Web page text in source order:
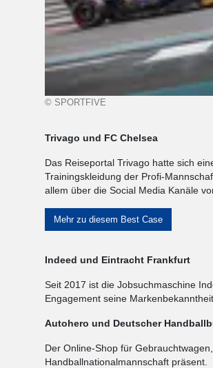
© SPORTFIVE
Trivago und FC Chelsea
Das Reiseportal Trivago hatte sich
Trainingskleidung der Profi-
allem über die Social Media Kanäle
Mehr zu diesem Best Case
Indeed und Eintracht Frankfurt
Seit 2017 ist die Jobsuchmaschine
Engagement seine
Autohero und Deutscher
Der Online-Shop für
Handballnationalmannschaft präsent.